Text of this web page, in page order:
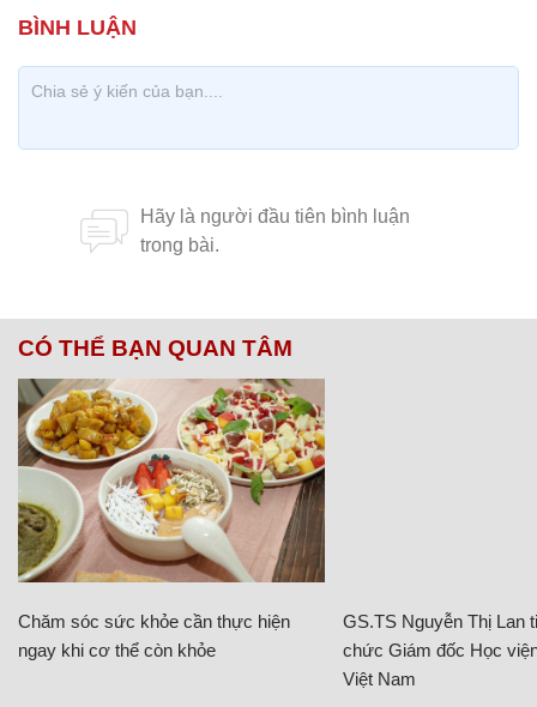
CÓ THỂ BẠN QUAN TÂM
Chăm sóc sức khỏe cần thực hiện
ngay khi cơ thể còn khỏe
GS.TS Nguyễn Thị Lan
chức Giám đốc Học
Việt Nam